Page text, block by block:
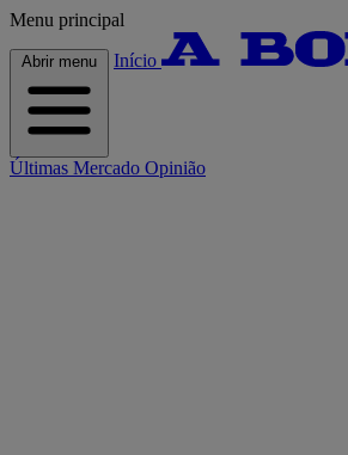
Menu principal
Abrir menu Início
Últimas Mercado Opinião